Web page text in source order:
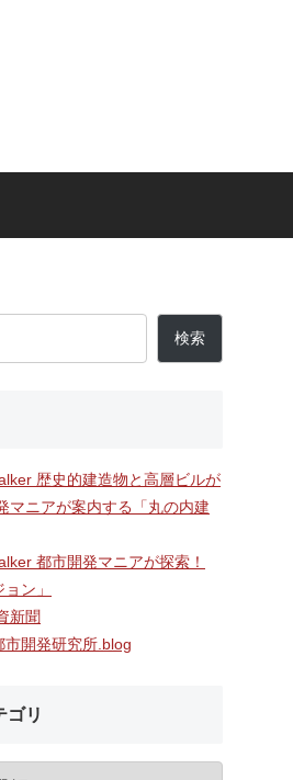
旧本社跡地に
ナ「（仮称）
」！！街
field（クボ
」に決定！！
長崎駅前の県営バス
業」！！バスターミ
検索
歴史的建造物と高層ビルが
マニアが案内する「丸の内建
都市開発マニアが探索！
ン」
新聞
市開発研究所.blog
ゴリ